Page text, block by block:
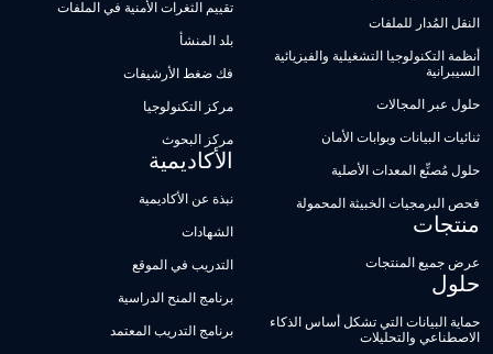
النقل المُدار للملفات
أنظمة التكنولوجيا التشغيلية والفيزيائية
السيبرانية
حلول عبر المجالات
ثنائيات البيانات وبوابات الأمان
حلول مُصنِّع المعدات الأصلية
فحص البرمجيات الخبيثة المحمولة
منتجات
عرض جميع المنتجات
حلول
حماية البيانات التي تشكل أساس الذكاء
الاصطناعي والتحليلات
تقييم الثغرات الأمنية في الملفات
بلد المنشأ
فك ضغط الأرشيفات
مركز التكنولوجيا
مركز البحوث
الأكاديمية
نبذة عن الأكاديمية
الشهادات
التدريب في الموقع
برنامج المنح الدراسية
برنامج التدريب المعتمد